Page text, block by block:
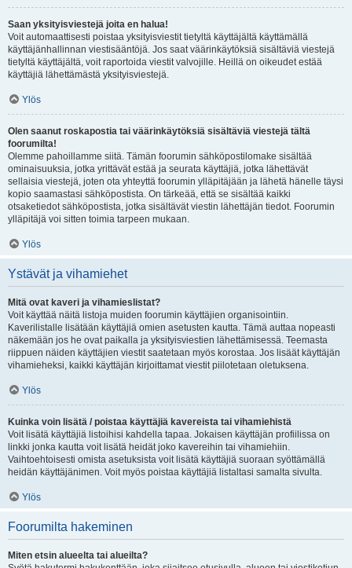
Saan yksityisviestejä joita en halua!
Voit automaattisesti poistaa yksityisviestit tietyltä käyttäjältä käyttämällä
käyttäjänhallinnan viestisääntöjä. Jos saat väärinkäytöksiä sisältäviä viestejä
tietyltä käyttäjältä, voit raportoida viestit valvojille. Heillä on oikeudet estää
käyttäjiä lähettämästä yksityisviestejä.
Ylös
Olen saanut roskapostia tai väärinkäytöksiä sisältäviä viestejä tältä
foorumilta!
Olemme pahoillamme siitä. Tämän foorumin sähköpostilomake sisältää
ominaisuuksia, jotka yrittävät estää ja seurata käyttäjiä, jotka lähettävät
sellaisia viestejä, joten ota yhteyttä foorumin ylläpitäjään ja lähetä hänelle täysi
kopio saamastasi sähköpostista. On tärkeää, että se sisältää kaikki
otsaketiedot sähköpostista, jotka sisältävät viestin lähettäjän tiedot. Foorumin
ylläpitäjä voi sitten toimia tarpeen mukaan.
Ylös
Ystävät ja vihamiehet
Mitä ovat kaveri ja vihamieslistat?
Voit käyttää näitä listoja muiden foorumin käyttäjien organisointiin.
Kaverilistalle lisätään käyttäjiä omien asetusten kautta. Tämä auttaa nopeasti
näkemään jos he ovat paikalla ja yksityisviestien lähettämisessä. Teemasta
riippuen näiden käyttäjien viestit saatetaan myös korostaa. Jos lisäät käyttäjän
vihamieheksi, kaikki käyttäjän kirjoittamat viestit piilotetaan oletuksena.
Ylös
Kuinka voin lisätä / poistaa käyttäjiä kavereista tai vihamiehistä
Voit lisätä käyttäjiä listoihisi kahdella tapaa. Jokaisen käyttäjän profiilissa on
linkki jonka kautta voit lisätä heidät joko kavereihin tai vihamiehiin.
Vaihtoehtoisesti omista asetuksista voit lisätä käyttäjiä suoraan syöttämällä
heidän käyttäjänimen. Voit myös poistaa käyttäjiä listaltasi samalta sivulta.
Ylös
Foorumilta hakeminen
Miten etsin alueelta tai alueilta?